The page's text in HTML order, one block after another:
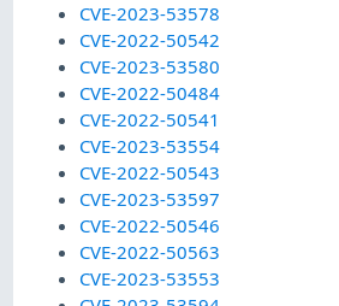
CVE-2023-53578
CVE-2022-50542
CVE-2023-53580
CVE-2022-50484
CVE-2022-50541
CVE-2023-53554
CVE-2022-50543
CVE-2023-53597
CVE-2022-50546
CVE-2022-50563
CVE-2023-53553